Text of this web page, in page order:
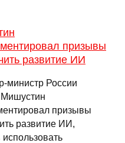
призывы
развитие ИИ
министр России
призывы
развитие ИИ,
использовать